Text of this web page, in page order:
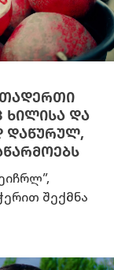
ᲮᲘᲚᲘᲡᲐ ᲓᲐ
ᲓᲐᲬᲣᲠᲣᲚ,
შექმნა